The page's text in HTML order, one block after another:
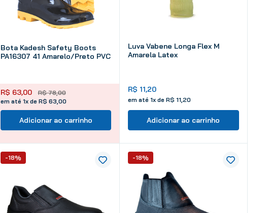
Bota Kadesh Safety Boots
PA16307 41 Amarelo/Preto PVC
R$ 78,00
R$ 63,00
em até 1x de R$ 63,00
Adicionar ao carrinho
Luva Vabene Longa Flex M
Amarela Latex
R$ 11,20
em até 1x de R$ 11,20
Adicionar ao carrinho
-18% -18%